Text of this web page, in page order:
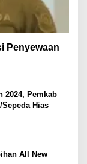
Penyewaan
2024, Pemkab
Hias
All New